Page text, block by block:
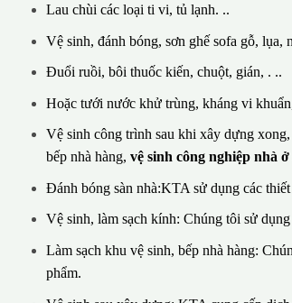
Lau chùi các loại ti vi, tủ lạnh. ..
Vệ sinh, đánh bóng, sơn ghế sofa gỗ, lụa,
Đuổi ruồi, bôi thuốc kiến, chuột, gián, . ..
Hoặc tưới nước khử trùng, kháng vi
Vệ sinh công trình sau khi xây dựng
bếp nhà hàng, vệ sinh công nghiệp nhà ở
Đánh bóng sàn nhà:KTA sử dụng các
Vệ sinh, làm sạch kính: Chúng tôi sử
Làm sạch khu vệ sinh, bếp nhà hàng:
phẩm.